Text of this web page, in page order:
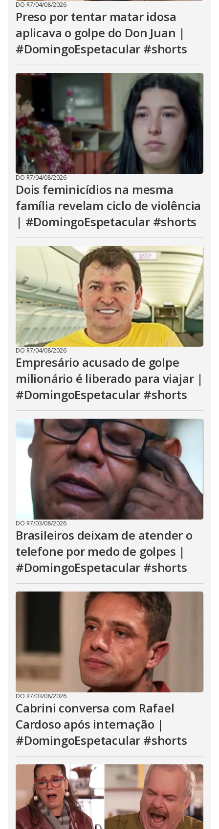
DO R7/04/08/2026
Preso por tentar matar idosa
aplicava o golpe do Don Juan |
#DomingoEspetacular #shorts
DO R7/04/08/2026
Dois feminicídios na mesma
família revelam ciclo de violência
| #DomingoEspetacular #shorts
DO R7/04/08/2026
Empresário acusado de golpe
milionário é liberado para viajar |
#DomingoEspetacular #shorts
DO R7/03/08/2026
Brasileiros deixam de atender o
telefone por medo de golpes |
#DomingoEspetacular #shorts
DO R7/03/08/2026
Cabrini conversa com Rafael
Cardoso após internação |
#DomingoEspetacular #shorts